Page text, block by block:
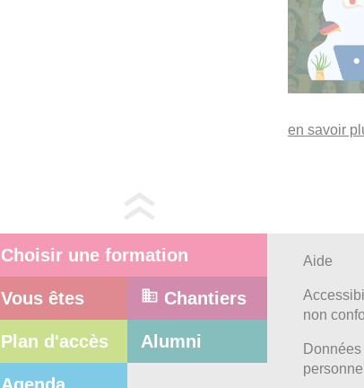
en savoir
Choisir une formation
Vous êtes Chantiers
Plan d'accès Alumni
Aide
non
Données